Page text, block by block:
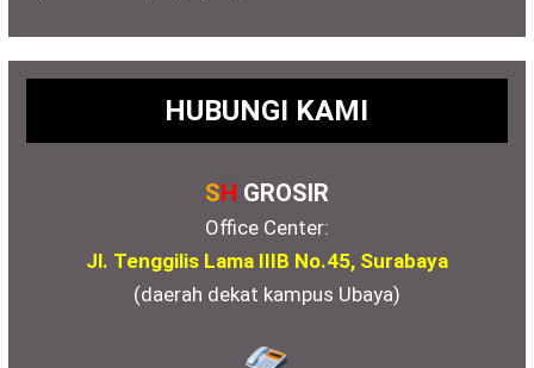
HUBUNGI KAMI
SH GROSIR
Office Center:
Jl. Tenggilis Lama IIIB No.45, Surabaya
(daerah dekat kampus Ubaya)